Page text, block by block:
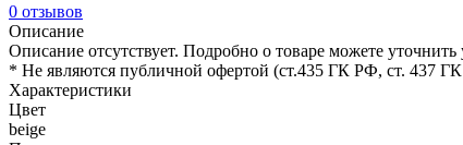
0 отзывов
Описание
Описание отсутствует. Подробно о товаре можете
* Не являются публичной офертой (ст.435 ГК РФ, cт. 437
Характеристики
Цвет
beige